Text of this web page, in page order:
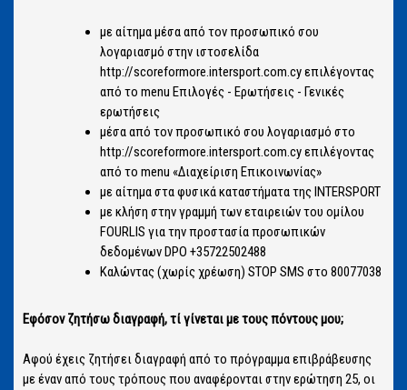
με αίτημα μέσα από τον προσωπικό σου
λογαριασμό στην ιστοσελίδα
http://scoreformore.intersport.com.cy επιλέγοντας
από το menu Επιλογές - Ερωτήσεις - Γενικές
ερωτήσεις
μέσα από τον προσωπικό σου λογαριασμό στο
http://scoreformore.intersport.com.cy επιλέγοντας
από το menu «Διαχείριση Επικοινωνίας»
με αίτημα στα φυσικά καταστήματα της INTERSPORT
με κλήση στην γραμμή των εταιρειών του ομίλου
FOURLIS για την προστασία προσωπικών
δεδομένων DPO +35722502488
Καλώντας (χωρίς χρέωση) STOP SMS στο 80077038
Εφόσον ζητήσω διαγραφή, τί γίνεται με τους πόντους μου;
Αφού έχεις ζητήσει διαγραφή από το πρόγραμμα επιβράβευσης
με έναν από τους τρόπους που αναφέρονται στην ερώτηση 25, οι